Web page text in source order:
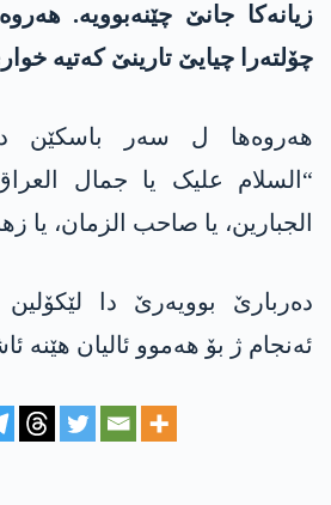
زیانەکا جانێ چێنەبوویە.
چۆلتەرا چیایێ تارینێ کەتیە
ھەروەھا ل سەر باسکێن
“السلام علیک یا جمال
الجبارین، یا صاحب الزمان، یا
دەربارێ بوویەرێ دا
ئەنجام ژ بۆ ھەموو ئالیان هێنە